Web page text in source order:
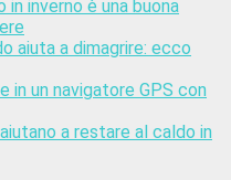
inverno è una buona
aiuta a dimagrire: ecco
in un navigatore GPS con
a restare al caldo in